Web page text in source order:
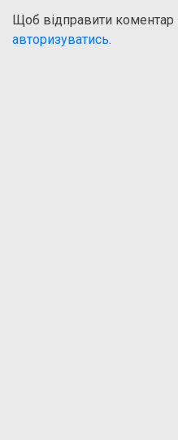
Щоб відправити коментар
авторизуватись.